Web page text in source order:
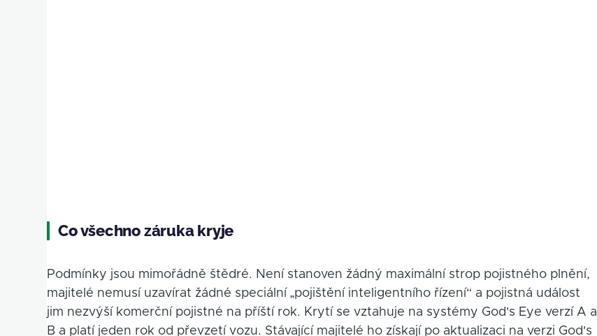
Co všechno záruka kryje
Podmínky jsou mimořádně štědré. Není stanoven žádný maximální strop pojistného plnění,
majitelé nemusí uzavírat žádné speciální „pojištění inteligentního řízení“ a pojistná událost
jim nezvýší komerční pojistné na příští rok. Krytí se vztahuje na systémy God's Eye verzí A a
B a platí jeden rok od převzetí vozu. Stávající majitelé ho získají po aktualizaci na verzi God's